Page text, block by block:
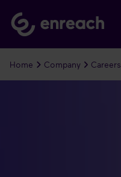
Home Company Careers